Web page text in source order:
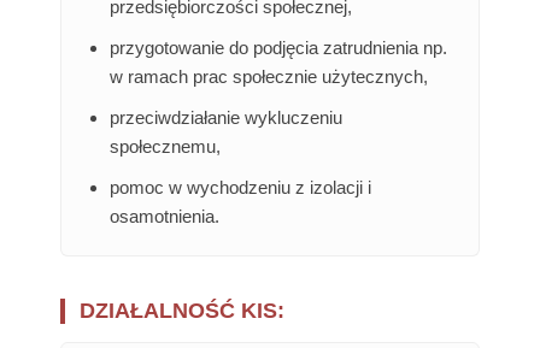
przedsiębiorczości społecznej,
przygotowanie do podjęcia zatrudnienia np.
w ramach prac społecznie użytecznych,
przeciwdziałanie wykluczeniu
społecznemu,
pomoc w wychodzeniu z izolacji i
osamotnienia.
DZIAŁALNOŚĆ KIS: